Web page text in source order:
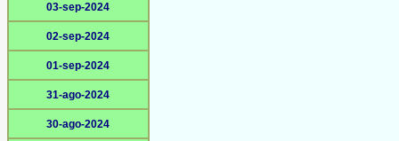
03-sep-2024
02-sep-2024
01-sep-2024
31-ago-2024
30-ago-2024